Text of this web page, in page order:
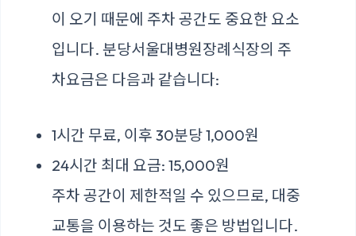
이 오기 때문에 주차 공간도 중요한 요소
입니다. 분당서울대병원장례식장의 주
차요금은 다음과 같습니다:
1시간 무료, 이후 30분당 1,000원
24시간 최대 요금: 15,000원
주차 공간이 제한적일 수 있으므로, 대중
교통을 이용하는 것도 좋은 방법입니다.